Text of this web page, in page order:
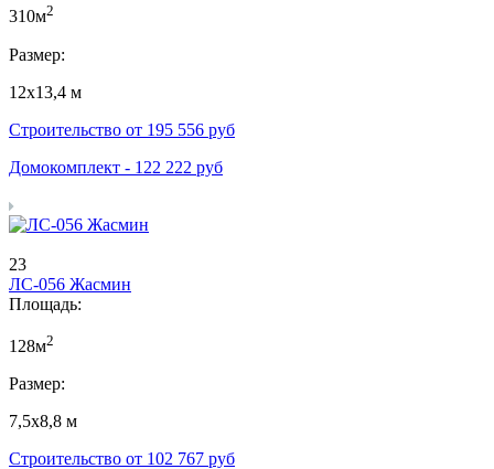
310м2
Размер:
12х13,4 м
Строительство от 195 556 руб
Домокомплект - 122 222 руб
23
ЛС-056 Жасмин
Площадь:
128м2
Размер:
7,5х8,8 м
Строительство от 102 767 руб